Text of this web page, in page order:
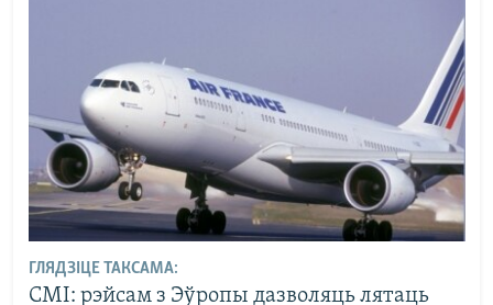
ГЛЯДЗІЦЕ ТАКСАМА:
СМІ: рэйсам з Эўропы дазволяць лятаць